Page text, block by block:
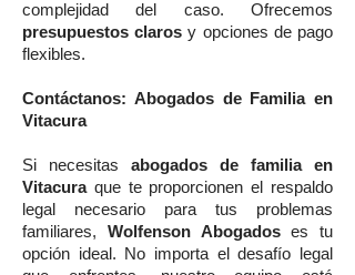
complejidad del caso. Ofrecemos
presupuestos claros y opciones de pago
flexibles.
Contáctanos: Abogados de Familia en
Vitacura
Si necesitas abogados de familia en
Vitacuraque te proporcionen el respaldo
legal necesario para tus problemas
familiares, Wolfenson Abogadoses tu
opción ideal. No importa el desafío legal